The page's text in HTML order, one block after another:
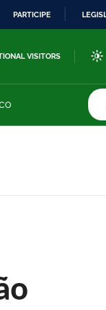
PARTICIPE
VISITORS